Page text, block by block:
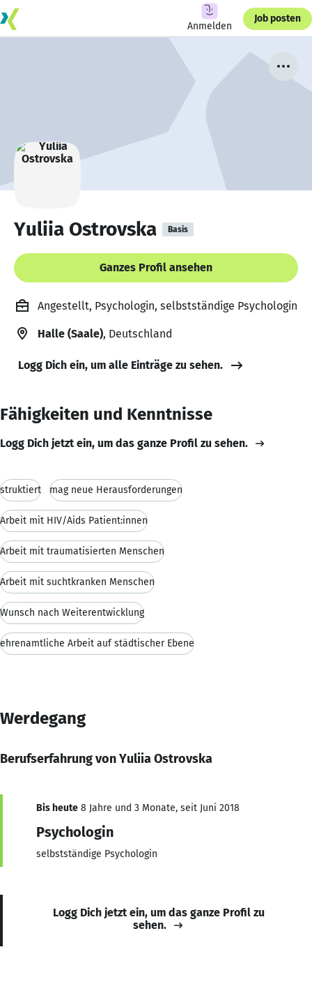
Anmelden
Job posten
Yuliia Ostrovska Basis
Ganzes Profil ansehen
Angestellt, Psychologin, selbstständige Psychologin
Halle (Saale), Deutschland
Logg Dich ein, um alle Einträge zu sehen.
Fähigkeiten und Kenntnisse
Logg Dich jetzt ein, um das ganze Profil zu sehen.
struktiert mag neue Herausforderungen
Arbeit mit HIV/Aids Patient:innen
Arbeit mit traumatisierten Menschen
Arbeit mit suchtkranken Menschen
Wunsch nach Weiterentwicklung
ehrenamtliche Arbeit auf städtischer Ebene
Werdegang
Berufserfahrung von Yuliia Ostrovska
Bis heute 8 Jahre und 3 Monate, seit Juni 2018
Psychologin
selbstständige Psychologin
Logg Dich jetzt ein, um das ganze Profil zu
sehen.